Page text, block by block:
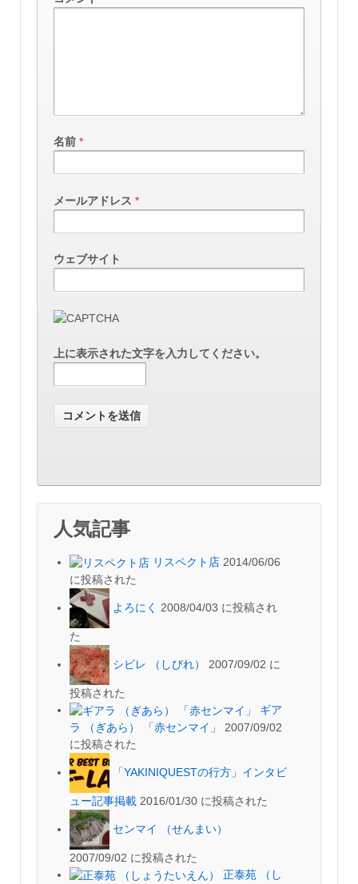
名前 *
メールアドレス *
ウェブサイト
上に表示された文字を入力してください。
人気記事
リスペクト店 2014/06/06
に投稿された
よろにく 2008/04/03 に投稿され
た
シビレ （しびれ） 2007/09/02 に
投稿された
ギア
ラ （ぎあら） 「赤センマイ」
2007/09/02
に投稿された
「YAKINIQUESTの行方」インタビ
ュー記事掲載 2016/01/30 に投稿された
センマイ （せんまい）
2007/09/02 に投稿された
正泰苑 （し